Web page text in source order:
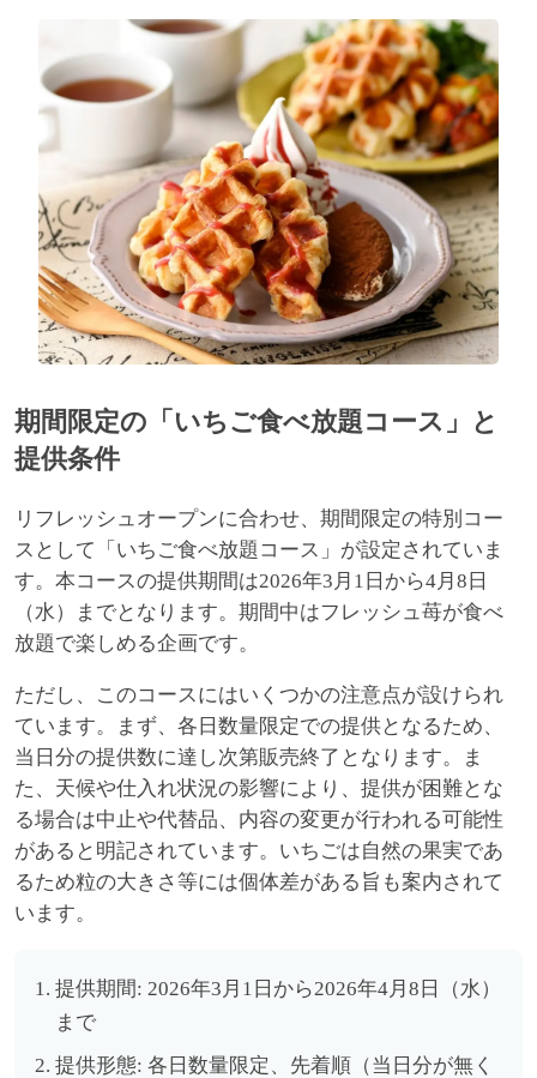
期間限定の「いちご食べ放題コース」と
提供条件
リフレッシュオープンに合わせ、期間限定の特別コー
スとして「いちご食べ放題コース」が設定されていま
す。本コースの提供期間は2026年3月1日から4月8日
（水）までとなります。期間中はフレッシュ苺が食べ
放題で楽しめる企画です。
ただし、このコースにはいくつかの注意点が設けられ
ています。まず、各日数量限定での提供となるため、
当日分の提供数に達し次第販売終了となります。ま
た、天候や仕入れ状況の影響により、提供が困難とな
る場合は中止や代替品、内容の変更が行われる可能性
があると明記されています。いちごは自然の果実であ
るため粒の大きさ等には個体差がある旨も案内されて
います。
提供期間: 2026年3月1日から2026年4月8日（水）
まで
提供形態: 各日数量限定、先着順（当日分が無く